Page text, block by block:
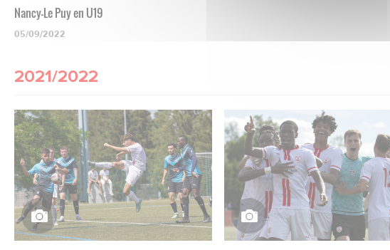
Nancy-Le Puy en U19
05/09/2022
2021/2022